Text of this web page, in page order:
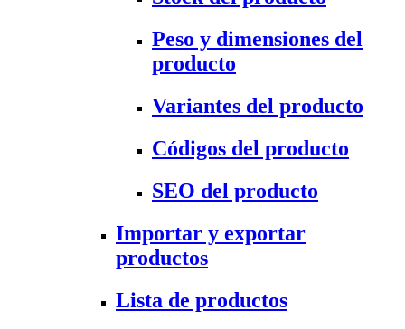
Peso y dimensiones del
producto
Variantes del producto
Códigos del producto
SEO del producto
Importar y exportar
productos
Lista de productos